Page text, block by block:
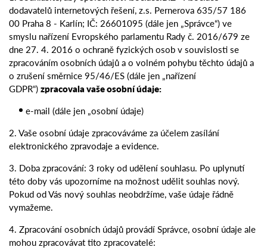
dodavatelů internetových řešení, z.s. Pernerova 635/57 186
00 Praha 8 - Karlín; IČ: 26601095 (dále jen „Správce“) ve
smyslu nařízení Evropského parlamentu Rady č. 2016/679 ze
dne 27. 4. 2016 o ochraně fyzických osob v souvislosti se
zpracováním osobních údajů a o volném pohybu těchto údajů a
o zrušení směrnice 95/46/ES (dále jen „nařízení
GDPR“)zpracovala vaše osobní údaje:
e-mail (dále jen „osobní údaje)
2. Vaše osobní údaje zpracováváme za účelem zasílání
elektronického zpravodaje a evidence.
3. Doba zpracování: 3 roky od udělení souhlasu. Po uplynutí
této doby vás upozorníme na možnost udělit souhlas nový.
Pokud od Vás nový souhlas neobdržíme, vaše údaje řádně
vymažeme.
4. Zpracování osobních údajů provádí Správce, osobní údaje ale
mohou zpracovávat tito zpracovatelé: